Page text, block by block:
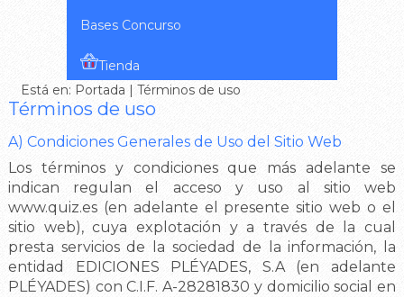
Bases Concurso
Tienda
Está en: Portada | Términos de uso
Términos de uso
A) Condiciones Generales de Uso del Sitio Web
Los términos y condiciones que más adelante se
indican regulan el acceso y uso al sitio web
www.quiz.es (en adelante el presente sitio web o el
sitio web), cuya explotación y a través de la cual
presta servicios de la sociedad de la información, la
entidad EDICIONES PLÉYADES, S.A (en adelante
PLÉYADES) con C.I.F. A-28281830 y domicilio social en